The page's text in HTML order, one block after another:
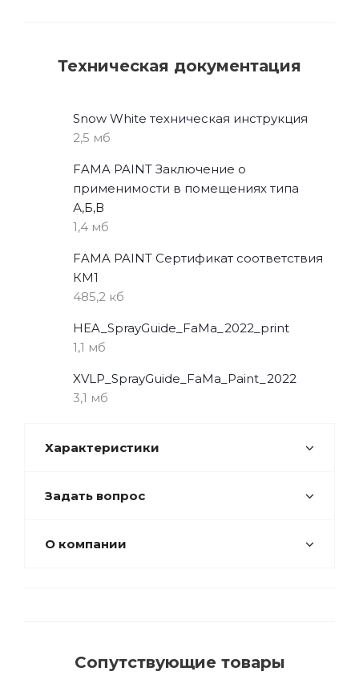
Техническая документация
Snow White техническая инструкция
2,5 мб
FAMA PAINT Заключение о
применимости в помещениях типа
А,Б,В
1,4 мб
FAMA PAINT Сертификат соответствия
КМ1
485,2 кб
HEA_SprayGuide_FaMa_2022_print
1,1 мб
XVLP_SprayGuide_FaMa_Paint_2022
3,1 мб
Характеристики
Задать вопрос
О компании
Сопутствующие товары